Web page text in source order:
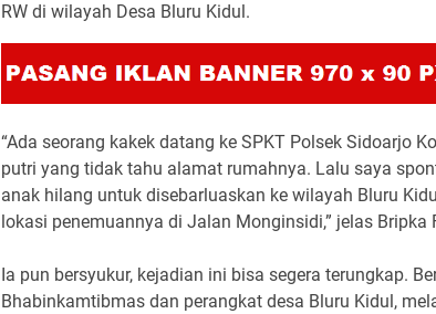
RW di wilayah Desa Bluru Kidul.
“Ada seorang kakek datang ke SPKT Polsek Sidoarjo
putri yang tidak tahu alamat rumahnya. Lalu saya
anak hilang untuk disebarluaskan ke wilayah Bluru
lokasi penemuannya di Jalan Monginsidi,” jelas Bripka
Ia pun bersyukur, kejadian ini bisa segera terungkap.
Bhabinkamtibmas dan perangkat desa Bluru Kidul,